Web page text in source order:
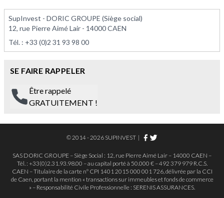
SupInvest - DORIC GROUPE (Siège social)
12, rue Pierre Aimé Lair - 14000 CAEN
Tél. : +33 (0)2 31 93 98 00
SE FAIRE RAPPELER
Être rappelé
GRATUITEMENT !
© 2014 - 2026 SUPINVEST |
SAS DORIC GROUPE – Siège Social : 12, rue Pierre Aimé Lair – 14000 CAEN –
Tél. : +33(0)2.31.93.98.00 – au capital porté à 50.000 € – 492 379 979 R.C.S.
CAEN – Titulaire de la carte n° CPI 1401 2015 000 001 726, délivrée par la CCI
de Caen, portant la mention « transactions sur immeubles et fonds de commerce
» – Responsabilité Civile Professionnelle : SERENIS ASSURANCES.